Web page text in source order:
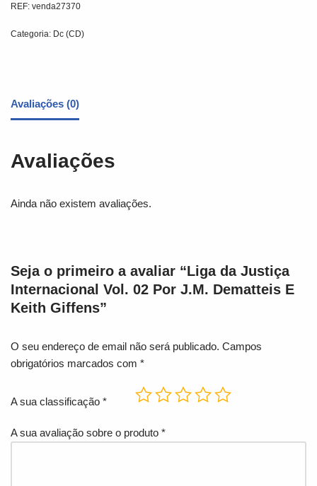
REF: venda27370
Categoria: Dc (CD)
Avaliações (0)
Avaliações
Ainda não existem avaliações.
Seja o primeiro a avaliar “Liga da Justiça
Internacional Vol. 02 Por J.M. Dematteis E
Keith Giffens”
O seu endereço de email não será publicado. Campos
obrigatórios marcados com *
A sua classificação *
A sua avaliação sobre o produto *